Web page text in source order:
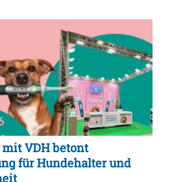
VDH betont
für Hundehalter und